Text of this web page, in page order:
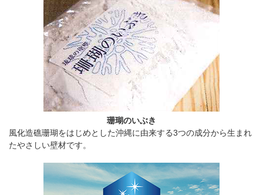
珊瑚のいぶき
風化造礁珊瑚をはじめとした沖縄に由来する3つの成分から生まれ
たやさしい壁材です。